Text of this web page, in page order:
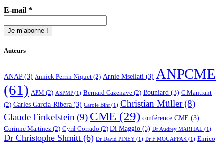
E-mail *
Auteurs
ANAP(3) Annick Perrin-Niquet (2) Annie Msellati (3) ANPCME
(61) APM (2) ASPMP (1) Bernard Cazenave (2) Bouniard (3) C.Mantrant
(2) Carles Garcia-Ribera (3) Carole Bihr (1) Christian Müller(8)
Claude Finkelstein (9) CME (29) conférence CME (3)
Corinne Martinez (2) Cyril Corrado (2) Di Maggio (3) Dr Audrey MARTIAL (1)
Dr Christophe Shmitt (6) Dr David PINEY (1) Dr F MOUAFFAK (1) Enrico